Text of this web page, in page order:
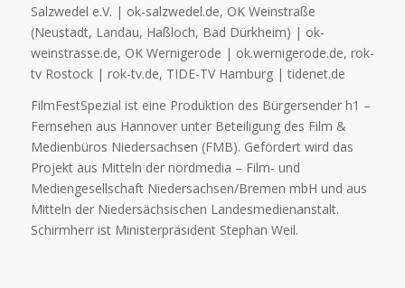
Salzwedel e.V. | ok-salzwedel.de, OK Weinstraße
(Neustadt, Landau, Haßloch, Bad Dürkheim) | ok-
weinstrasse.de, OK Wernigerode | ok.wernigerode.de, rok-
tv Rostock | rok-tv.de, TIDE-TV Hamburg | tidenet.de
FilmFestSpezial ist eine Produktion des Bürgersender h1 –
Fernsehen aus Hannover unter Beteiligung des Film &
Medienbüros Niedersachsen (FMB). Gefördert wird das
Projekt aus Mitteln der nordmedia – Film- und
Mediengesellschaft Niedersachsen/Bremen mbH und aus
Mitteln der Niedersächsischen Landesmedienanstalt.
Schirmherr ist Ministerpräsident Stephan Weil.